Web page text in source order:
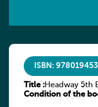
ISBN:
Title :Headway 5th
Workbook
Condition of the